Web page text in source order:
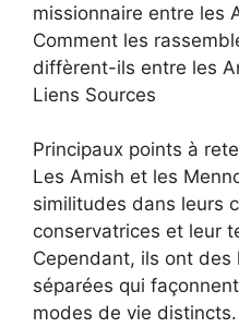
missionnaire entre les
Comment les
diffèrent-ils entre les
Liens Sources
Principaux points à
Les Amish et les
similitudes dans leurs
conservatrices et leur
Cependant, ils ont
séparées qui
modes de vie distincts.